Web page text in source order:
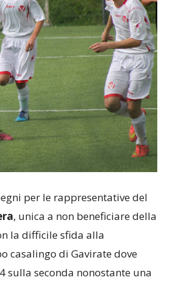
per le rappresentative del
, unica a non beneficiare della
la difficile sfida alla
casalingo di Gavirate dove
sulla seconda nonostante una